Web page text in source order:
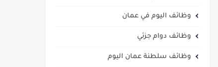
وظائف اليوم في عمان
وظائف دوام جزئي
وظائف سلطنة عمان اليوم